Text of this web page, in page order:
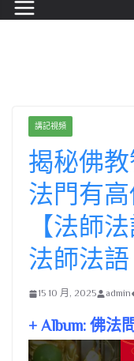
講記視頻
揭秘佛
法門有
【法師
法師法語
15 10 月, 2025 admin
+ Album: 佛法